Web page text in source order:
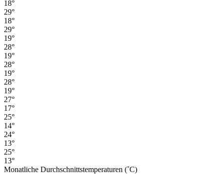
18°
29°
18°
29°
19°
28°
19°
28°
19°
28°
19°
27°
17°
25°
14°
24°
13°
25°
13°
Monatliche Durchschnittstemperaturen (˚C)